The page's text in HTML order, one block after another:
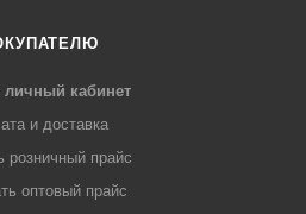
личный кабинет
и доставка
розничный прайс
оптовый прайс